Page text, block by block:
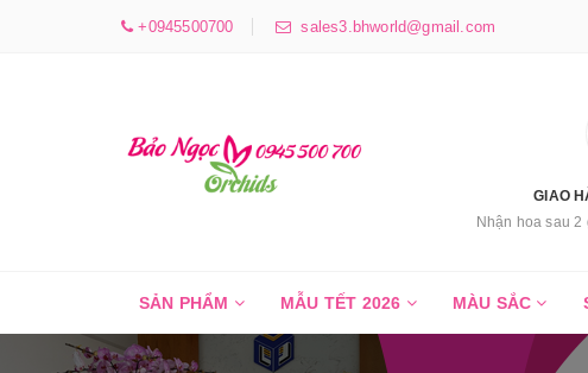
+0945500700 sales3.bhworld@gmail.com
GIAO
Nhận hoa sau
SẢN PHẨM MẪU TẾT 2026 MÀU SẮC